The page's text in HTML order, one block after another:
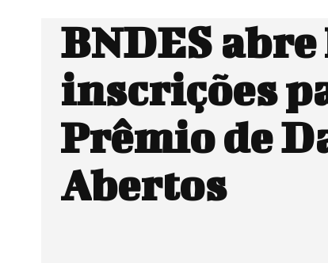
BNDES
inscrições
Prêmio de
Abertos